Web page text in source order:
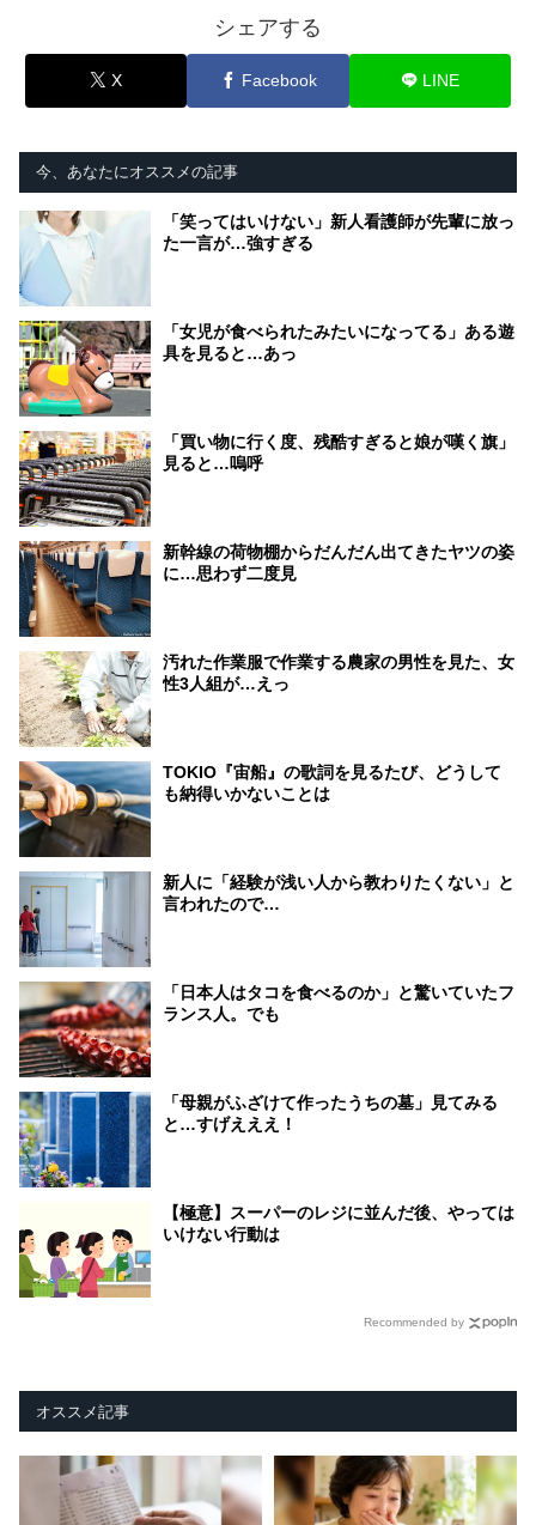
シェアする
X Facebook LINE
今、あなたにオススメの記事
「笑ってはいけない」新人看護師が先輩に放っ
た一言が…強すぎる
「女児が食べられたみたいになってる」ある遊
具を見ると…あっ
「買い物に行く度、残酷すぎると娘が嘆く旗」
見ると…嗚呼
新幹線の荷物棚からだんだん出てきたヤツの姿
に…思わず二度見
汚れた作業服で作業する農家の男性を見た、女
性3人組が…えっ
TOKIO『宙船』の歌詞を見るたび、どうして
も納得いかないことは
新人に「経験が浅い人から教わりたくない」と
言われたので…
「日本人はタコを食べるのか」と驚いていたフ
ランス人。でも
「母親がふざけて作ったうちの墓」見てみる
と…すげえええ！
【極意】スーパーのレジに並んだ後、やっては
いけない行動は
Recommended by
オススメ記事